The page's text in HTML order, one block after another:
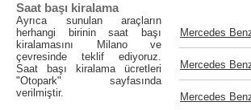
Mercedes
Mercedes
Mercedes
Saat başı kiralama
Ayrıca sunulan araçların
herhangi birinin saat başı
kiralamasını Milano ve
çevresinde teklif ediyoruz.
Saat başı kiralama ücretleri
"Otopark" sayfasında
verilmiştir.